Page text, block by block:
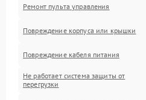
Ремонт пульта управления
Повреждение корпуса или крышки
Повреждение кабеля питания
Не работает система защиты от
перегрузки